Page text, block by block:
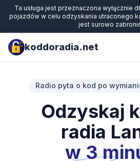
Ta usługa jest przeznaczona wyłącznie
pojazdów w celu odzyskania utraconego
jest surowo
koddoradia.net
Radio pyta o kod po
Odzyskaj
radia
w 3